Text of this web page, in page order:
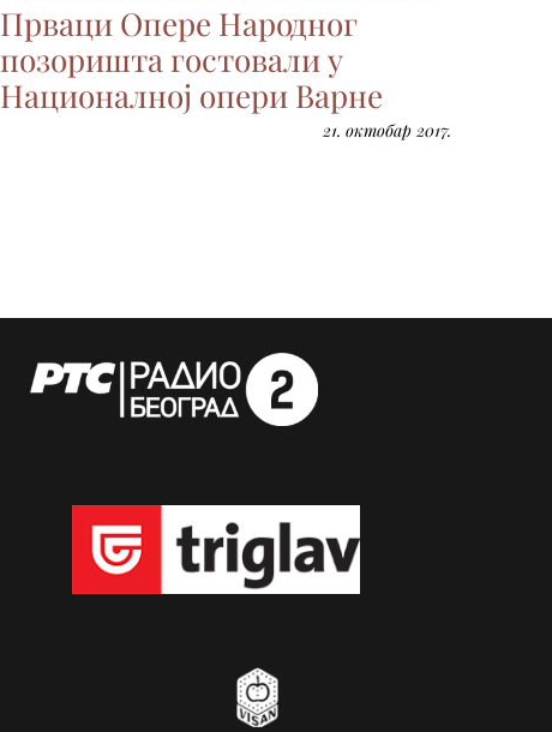
Прваци Опере Народног
позоришта гостовали у
Националној опери Варне
21. октобар 2017.